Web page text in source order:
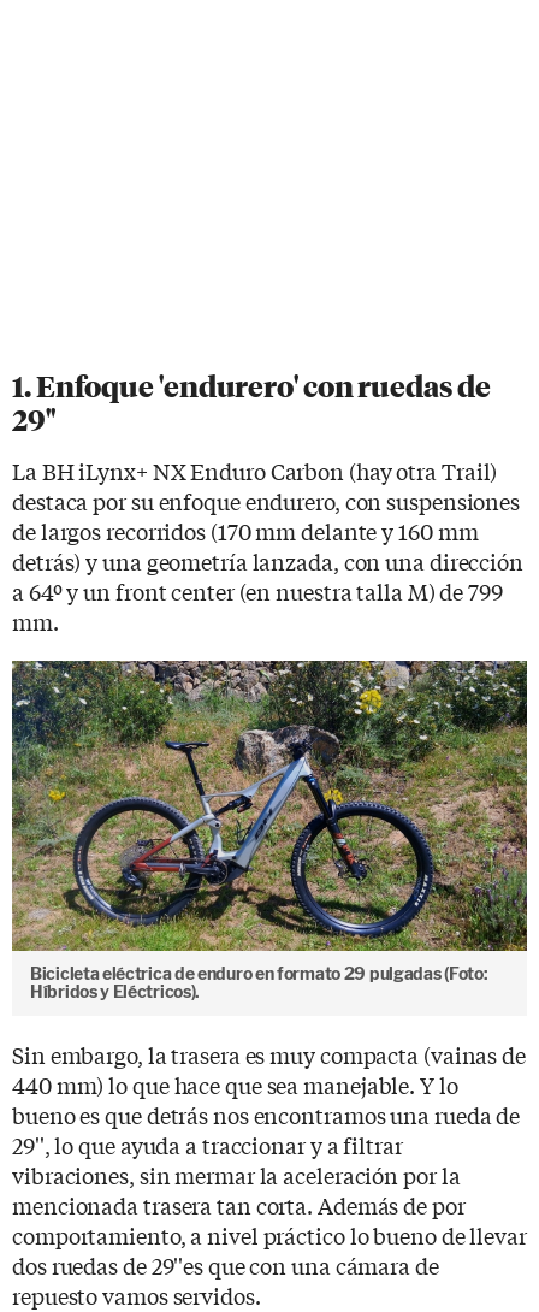
1. Enfoque 'endurero' con ruedas de
29''
La BH iLynx+ NX Enduro Carbon (hay otra Trail)
destaca por su enfoque endurero, con suspensiones
de largos recorridos (170 mm delante y 160 mm
detrás) y una geometría lanzada, con una dirección
a 64º y un front center (en nuestra talla M) de 799
mm.
Bicicleta eléctrica de enduro en formato 29 pulgadas (Foto:
Híbridos y Eléctricos).
Sin embargo, la trasera es muy compacta (vainas de
440 mm) lo que hace que sea manejable. Y lo
bueno es que detrás nos encontramos una rueda de
29'', lo que ayuda a traccionar y a filtrar
vibraciones, sin mermar la aceleración por la
mencionada trasera tan corta. Además de por
comportamiento, a nivel práctico lo bueno de llevar
dos ruedas de 29''es que con una cámara de
repuesto vamos servidos.